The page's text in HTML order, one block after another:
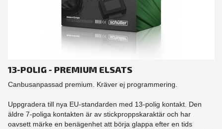
13-POLIG - PREMIUM ELSATS
Canbusanpassad premium. Kräver ej programmering.
Uppgradera till nya EU-standarden med 13-polig kontakt. Den
äldre 7-poliga kontakten är av stickproppskaraktär och har
oavsett märke en benägenhet att börja glappa efter en tids